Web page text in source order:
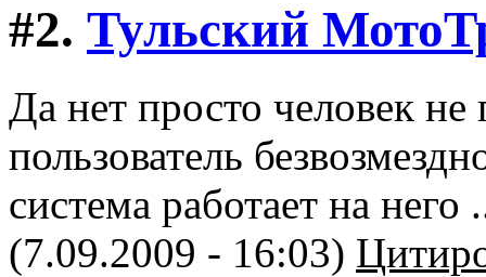
#2. Тульский
Да нет просто человек
пользователь
система работает на
(7.09.2009 - 16:03)